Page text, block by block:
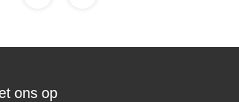
ons op